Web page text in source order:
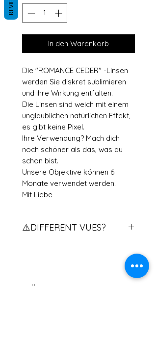
In den Warenkorb
Die "ROMANCE CEDER" -Linsen
werden Sie diskret sublimieren
und ihre Wirkung entfalten.
Die Linsen sind weich mit einem
unglaublichen natürlichen Effekt,
es gibt keine Pixel.
Ihre Verwendung? Mach dich
noch schöner als das, was du
schon bist.
Unsere Objektive können 6
Monate verwendet werden.
Mit Liebe
⚠️DIFFERENT VUES?
contactez nous pour qu'on vous
Ähnliche